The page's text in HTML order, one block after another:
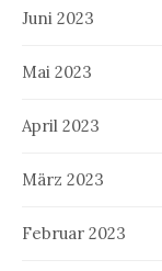
Juni 2023
Mai 2023
April 2023
März 2023
Februar 2023